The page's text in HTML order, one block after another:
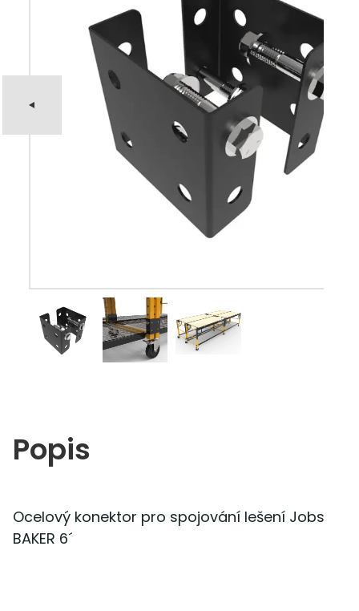
Popis
Ocelový konektor pro spojování lešení Jobsite
BAKER 6´